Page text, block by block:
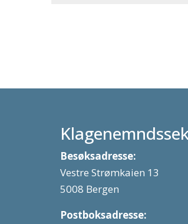
Besøksadresse:
Vestre Strømkaien 13
5008 Bergen
Postboksadresse: